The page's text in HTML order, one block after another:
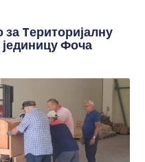
Tериторијалну
Фоча